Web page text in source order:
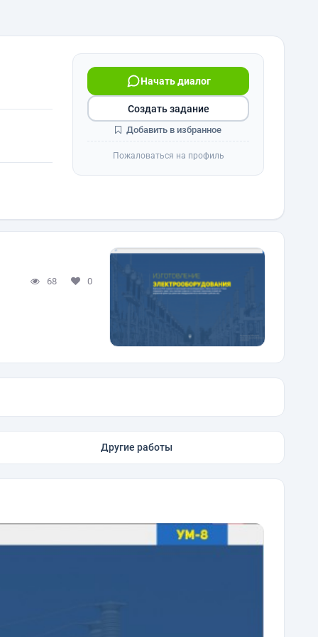
Начать диалог
Создать задание
Добавить в избранное
Пожаловаться на профиль
68 0
Другие работы